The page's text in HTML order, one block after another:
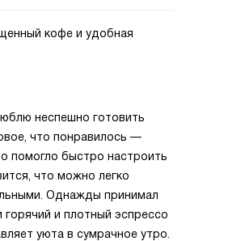
кофе и удобная
неспешно готовить
что понравилось —
помогло быстро настроить
что можно легко
Однажды принимал
и плотный эспрессо
уюта в сумрачное утро.